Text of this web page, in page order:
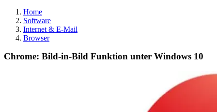
Home
Software
Internet & E-Mail
Browser
Chrome: Bild-in-Bild Funktion unter Windows 10